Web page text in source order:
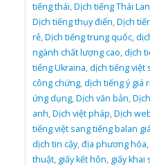
tiếng thái,Dịch tiếng Thái Lan
Dịch tiếng thụy điển,Dịch
rẻ,Dịch tiếng trung quốc,
ngành chất lượng cao,dịch
tiếng Ukraina,dịch tiếng việt
công chứng,dịch tiếng ý giá
ứng dụng,Dịch văn bản,
anh,Dịch việt pháp,Dịch
tiếng việt sang tiếng balan
dịch tin cậy,địa phương hóa,
thuật, giấy kết hôn, giấy khai